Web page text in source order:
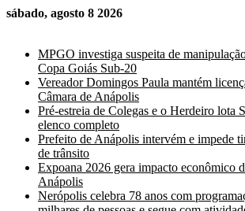
sábado, agosto 8 2026
MPGO investiga suspeita de
Copa Goiás Sub-20
Vereador Domingos Paula mantém
Câmara de Anápolis
Pré-estreia de Colegas e o Herdeiro lota
elenco completo
Prefeito de Anápolis intervém e impede
de trânsito
Expoana 2026 gera impacto econômico
Anápolis
Nerópolis celebra 78 anos com